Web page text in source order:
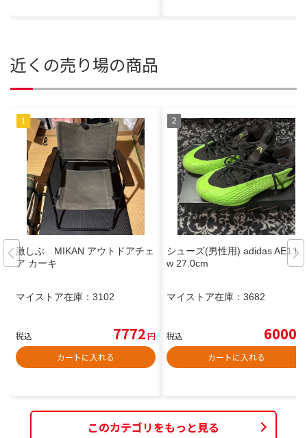
近くの売り場の商品
激しぶ MIKAN アウトドアチェ
ア カーキ
マイストア在庫： 3102
税込 7772円
カートに入れる
シューズ(男性用) adidas AE1 Lo
w 27.0cm
マイストア在庫： 3682
税込 6000
カートに入れる
このカテゴリをもっと見る